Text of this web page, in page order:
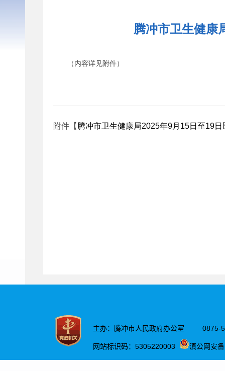
腾冲市卫生健康
（内容详见附件）
附件【 腾冲市卫生健康局2025年9月15日至19